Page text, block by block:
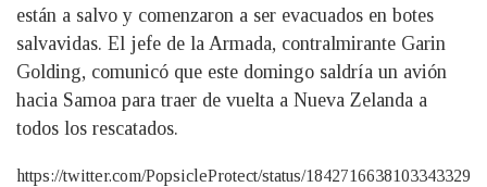
están a salvo y comenzaron a ser evacuados en botes
salvavidas. El jefe de la Armada, contralmirante Garin
Golding, comunicó que este domingo saldría un avión
hacia Samoa para traer de vuelta a Nueva Zelanda a
todos los rescatados.
https://twitter.com/PopsicleProtect/status/1842716638103343329